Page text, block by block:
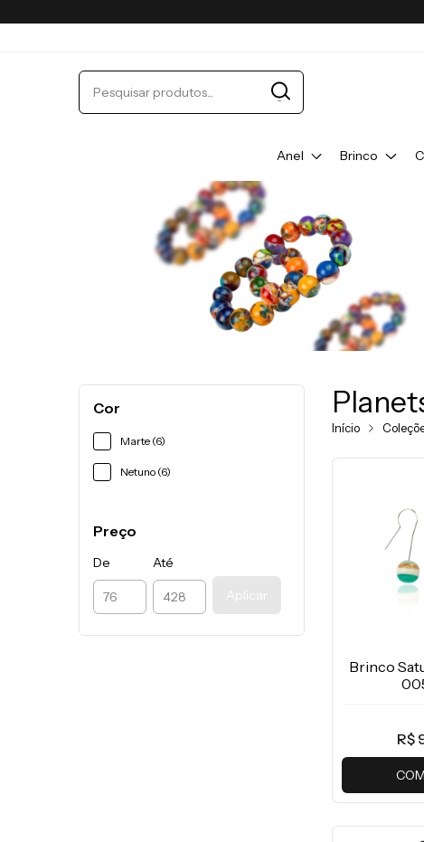
Anel Brinco
Cor
Marte (6)
Netuno (6)
Preço
De
Até
Aplicar
Início
Brinco
R$